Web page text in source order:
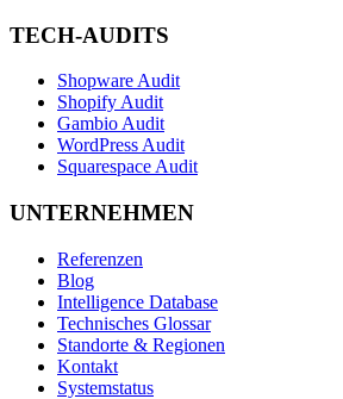
TECH-AUDITS
Shopware Audit
Shopify Audit
Gambio Audit
WordPress Audit
Squarespace Audit
UNTERNEHMEN
Referenzen
Blog
Intelligence Database
Technisches Glossar
Standorte & Regionen
Kontakt
Systemstatus